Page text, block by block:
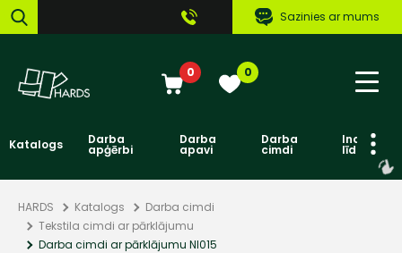
Sazinies ar mums
0 0
Katalogs Darba
apģērbi
Darba
apavi
Darba
cimdi līdzekļi
HARDS Katalogs
Darba cimdi
Tekstila cimdi ar pārklājumu
Darba cimdi ar pārklājumu NI015